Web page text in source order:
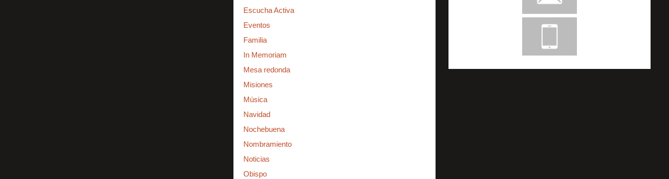
Escucha Activa
Eventos
Familia
In Memoriam
Mesa redonda
Misiones
Música
Navidad
Nochebuena
Nombramiento
Noticias
Obispo